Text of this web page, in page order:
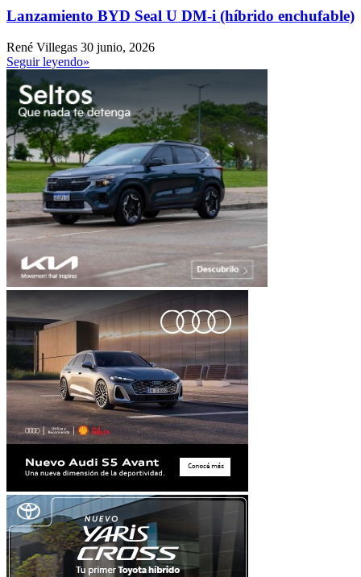
Lanzamiento BYD Seal U DM-i (híbrido enchufable)
René Villegas 30 junio, 2026
Seguir leyendo»